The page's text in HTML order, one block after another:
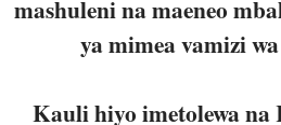
mashuleni na maeneo
ya mimea vamizi
Kauli hiyo imetolewa na